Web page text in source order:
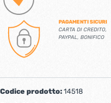
PAGAMENTI SICURI
CARTA DI CREDITO,
PAYPAL, BONIFICO
Codice prodotto:14518